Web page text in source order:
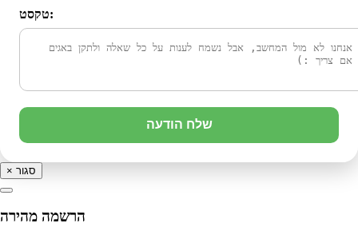
טקסט:
שלח הודעה
× סגור
הרשמה מהירה